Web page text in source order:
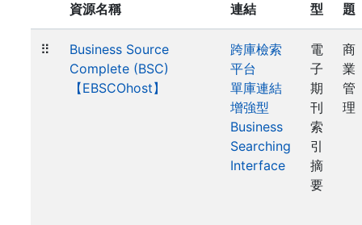
資源名稱
連結
型
題
⠿
Business Source
Complete (BSC)
【EBSCOhost】
跨庫檢索
平台
單庫連結
增強型
Business
Searching
Interface
電
子
期
刊
索
引
摘
要
商
業
管
理